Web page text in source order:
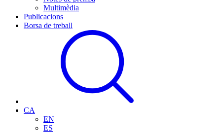
Multimèdia
Publicacions
Borsa de treball
CA
EN
ES